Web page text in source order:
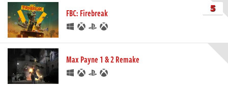
FBC: Firebreak 5
Max Payne 1 & 2 Remake